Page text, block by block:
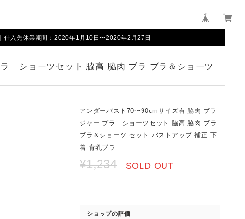
仕入先休業期間：2020年1月10日〜2020年2月27日
ショーツセット 脇高 脇肉 ブラ ブラ＆ショーツ
アンダーバスト70〜90cmサイズ有 脇肉 ブラ
ジャー ブラ ショーツセット 脇高 脇肉 ブラ
ブラ＆ショーツ セット バストアップ 補正 下
着 育乳ブラ
¥1,234 SOLD OUT
ショップの評価